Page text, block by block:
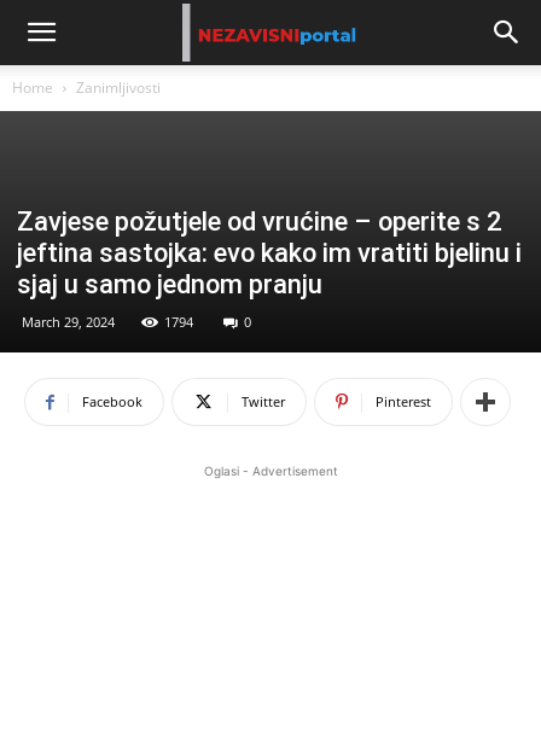
Home Zanimljivosti
Zavjese požutjele od vrućine – operite s 2
jeftina sastojka: evo kako im vratiti bjelinu i
sjaj u samo jednom pranju
March 29, 2024 1794 0
Facebook Twitter Pinterest
Oglasi - Advertisement